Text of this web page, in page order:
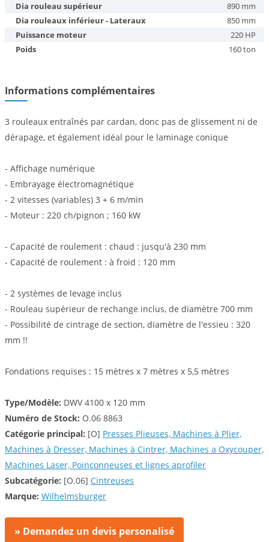
Dia rouleau supérieur
890 mm
Dia rouleaux inférieur - Lateraux
850 mm
Puissance moteur
220 HP
Poids
160 ton
Informations complémentaires
3 rouleaux entraînés par cardan, donc pas de glissement ni de
dérapage, et également idéal pour le laminage conique
- Affichage numérique
- Embrayage électromagnétique
- 2 vitesses (variables) 3 + 6 m/min
- Moteur : 220 ch/pignon ; 160 kW
- Capacité de roulement : chaud : jusqu'à 230 mm
- Capacité de roulement : à froid : 120 mm
- 2 systèmes de levage inclus
- Rouleau supérieur de rechange inclus, de diamètre 700 mm
- Possibilité de cintrage de section, diamètre de l'essieu : 320
mm !!
Fondations requises : 15 mètres x 7 mètres x 5,5 mètres
Type/Modèle: DWV 4100 x 120 mm
Numéro de Stock: O.06 8863
Catégorie principal: [O] Presses Plieuses, Machines à Plier,
Machines à Dresser, Machines à Cintrer, Machines a Oxycouper,
Machines Laser, Poinconneuses et lignes aprofiler
Subcatégorie: [O.06] Cintreuses
Marque: Wilhelmsburger
» Demandez un devis personalisé